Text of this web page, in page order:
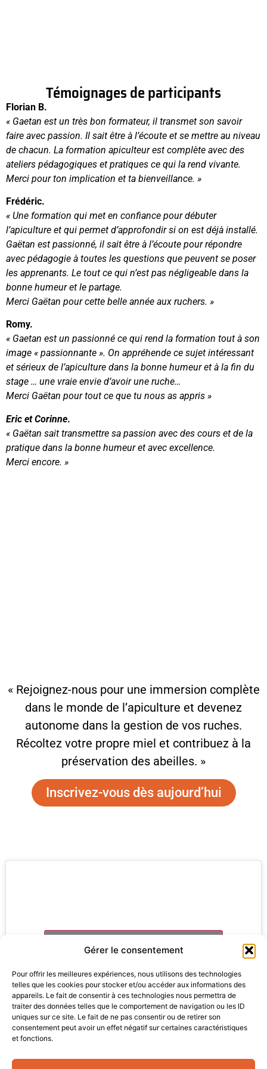
Gérer le consentement
Pour offrir les meilleures expériences, nous utilisons des technologies
telles que les cookies pour stocker et/ou accéder aux informations des
appareils. Le fait de consentir à ces technologies nous permettra de
traiter des données telles que le comportement de navigation ou les ID
uniques sur ce site. Le fait de ne pas consentir ou de retirer son
consentement peut avoir un effet négatif sur certaines caractéristiques
et fonctions.
Témoignages de participants
Florian B.
« Gaetan est un très bon formateur, il transmet son savoir
faire avec passion. Il sait être à l’écoute et se mettre au niveau
de chacun. La formation apiculteur est complète avec des
ateliers pédagogiques et pratiques ce qui la rend vivante.
Merci pour ton implication et ta bienveillance. »
Frédéric.
« Une formation qui met en confiance pour débuter
l’apiculture et qui permet d’approfondir si on est déjà installé.
Gaëtan est passionné, il sait être à l’écoute pour répondre
avec pédagogie à toutes les questions que peuvent se poser
les apprenants. Le tout ce qui n’est pas négligeable dans la
bonne humeur et le partage.
Merci Gaëtan pour cette belle année aux ruchers. »
Romy.
« Gaetan est un passionné ce qui rend la formation tout à son
image « passionnante ». On appréhende ce sujet intéressant
et sérieux de l’apiculture dans la bonne humeur et à la fin du
stage … une vraie envie d’avoir une ruche…
Merci Gaëtan pour tout ce que tu nous as appris »
Eric et Corinne.
« Gaëtan sait transmettre sa passion avec des cours et de la
pratique dans la bonne humeur et avec excellence.
Merci encore. »
« Rejoignez-nous pour une immersion complète
dans le monde de l’apiculture et devenez
autonome dans la gestion de vos ruches.
Récoltez votre propre miel et contribuez à la
préservation des abeilles. »
Inscrivez-vous dès aujourd’hui
marketing et activer ce contenu